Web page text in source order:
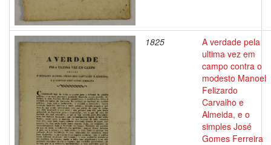
1825
A verdade pela
ultima vez em
campo contra o
modesto Manoel
Felizardo
Carvalho e
Almeida, e o
simples José
Gomes Ferreira